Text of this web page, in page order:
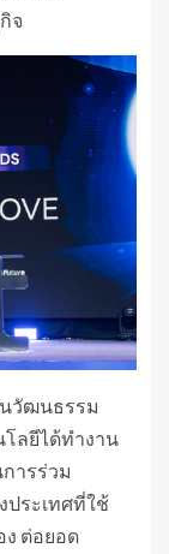
จ
นวัฒนธรรม
ลยีได้ทำงาน
ารร่วม
ระเทศที่ใช้
ง ต่อยอด